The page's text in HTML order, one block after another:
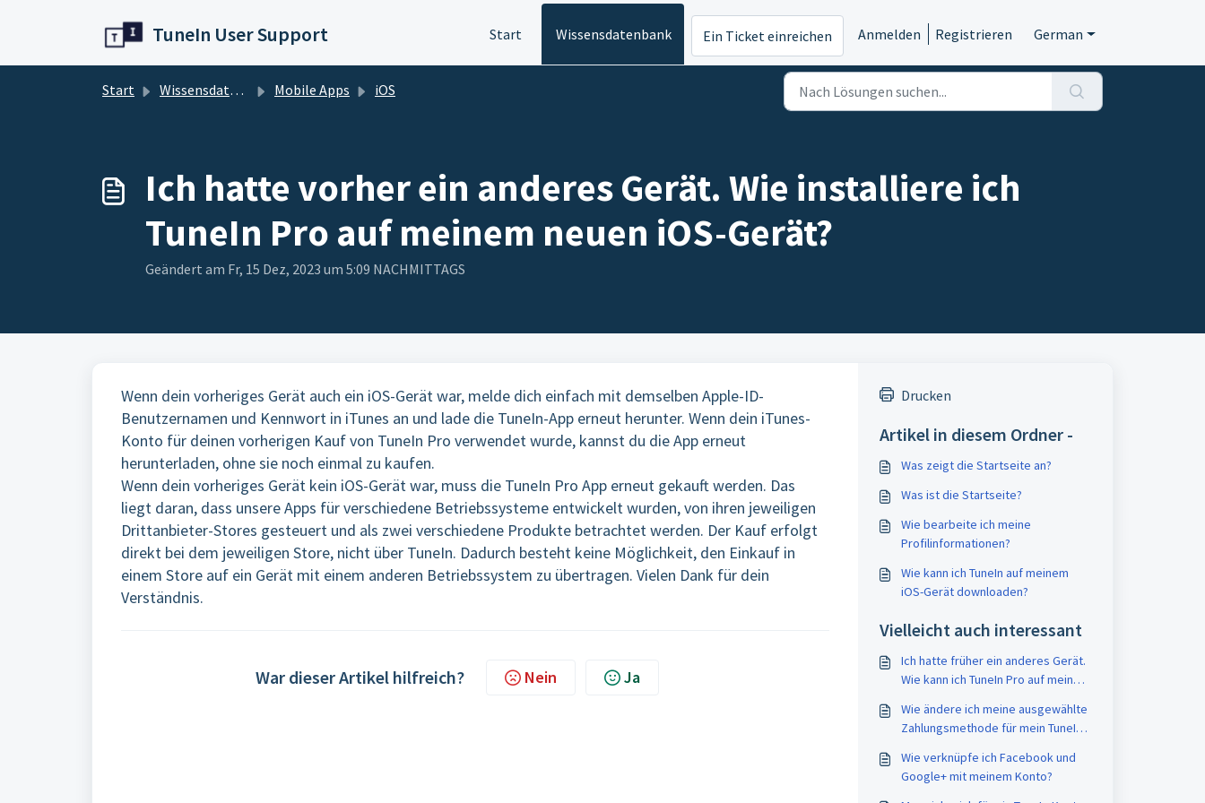
TuneIn User Support Start Wissensdatenbank Ein Ticket einreichen Anmelden Registrieren German
Start Wissensdatenbank Mobile Apps iOS
Ich hatte vorher ein anderes Gerät. Wie installiere ich
TuneIn Pro auf meinem neuen iOS-Gerät?
Geändert am Fr, 15 Dez, 2023 um 5:09 NACHMITTAGS
Wenn dein vorheriges Gerät auch ein iOS-Gerät war, melde dich einfach mit demselben Apple-ID-
Benutzernamen und Kennwort in iTunes an und lade die TuneIn-App erneut herunter. Wenn dein iTunes-
Konto für deinen vorherigen Kauf von TuneIn Pro verwendet wurde, kannst du die App erneut
herunterladen, ohne sie noch einmal zu kaufen.
Wenn dein vorheriges Gerät kein iOS-Gerät war, muss die TuneIn Pro App erneut gekauft werden. Das
liegt daran, dass unsere Apps für verschiedene Betriebssysteme entwickelt wurden, von ihren jeweiligen
Drittanbieter-Stores gesteuert und als zwei verschiedene Produkte betrachtet werden. Der Kauf erfolgt
direkt bei dem jeweiligen Store, nicht über TuneIn. Dadurch besteht keine Möglichkeit, den Einkauf in
einem Store auf ein Gerät mit einem anderen Betriebssystem zu übertragen. Vielen Dank für dein
Verständnis.
War dieser Artikel hilfreich? Nein Ja
Drucken
Artikel in diesem Ordner -
Was zeigt die Startseite an?
Was ist die Startseite?
Wie bearbeite ich meine
Profilinformationen?
Wie kann ich TuneIn auf meinem
iOS-Gerät downloaden?
Vielleicht auch interessant
Ich hatte früher ein anderes Gerät.
Wie kann ich TuneIn Pro auf meinem
Wie ändere ich meine ausgewählte
Zahlungsmethode für mein TuneIn-
Wie verknüpfe ich Facebook und
Google+ mit meinem Konto?